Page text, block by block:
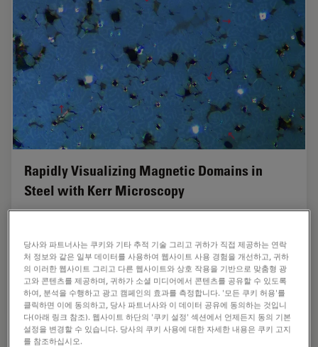
Rapidly Visualizing Magnetic Domains in
Steel with Kerr Microscopy
effect, enables the investigation of magnetized samples
with Kerr microscopy. It allows rapid…
Feb 26, 2026 응용 사례 금속학
당사와 파트너사는 쿠키와 기타 추적 기술 그리고 귀하가 직접 제공하는 연락
처 정보와 같은 일부 데이터를 사용하여 웹사이트 사용 경험을 개선하고, 귀하
의 이러한 웹사이트 그리고 다른 웹사이트와 상호 작용을 기반으로 맞춤형 광
고와 콘텐츠를 제공하며, 귀하가 소셜 미디어에서 콘텐츠를 공유할 수 있도록
하여, 분석을 수행하고 광고 캠페인의 효과를 측정합니다. '모든 쿠키 허용'를
클릭하면 이에 동의하고, 당사 파트너사와 이 데이터 공유에 동의하는 것입니
다(아래 링크 참조). 웹사이트 하단의 '쿠키 설정' 섹션에서 언제든지 동의 기본
설정을 변경할 수 있습니다. 당사의 쿠키 사용에 대한 자세한 내용은 쿠키 고지
를 참조하십시오.